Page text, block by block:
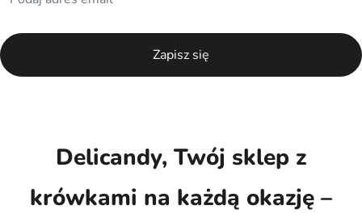
Delicandy, Twój sklep z
krówkami na każdą okazję –